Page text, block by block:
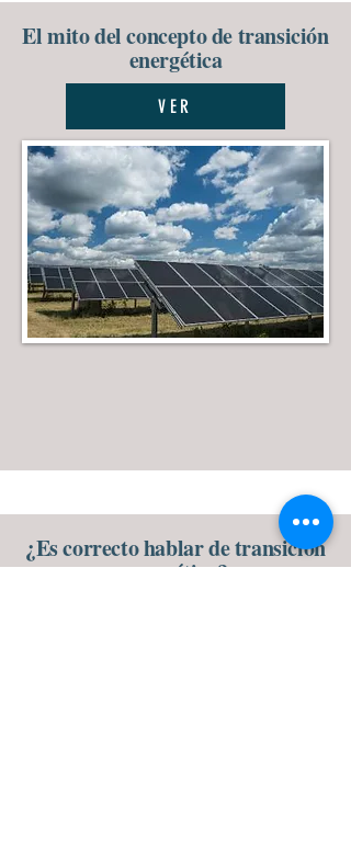
El mito del concepto de transición
energética
VER
¿Es correcto hablar de transición
energética?